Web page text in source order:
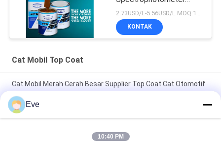
Auto Refinish Repair
Produsen Cat Mobil
Otomotif
KONTAK
Cat Mobil Top Coat
Cat Mobil Merah Cerah Besar Supplier Top Coat Cat Otomotif
Cat Otomotif Cat Spray Paint
Cat Mobil Merah Cemerlang Tahan Panas Tidak Beracun
Eve
10:40 PM